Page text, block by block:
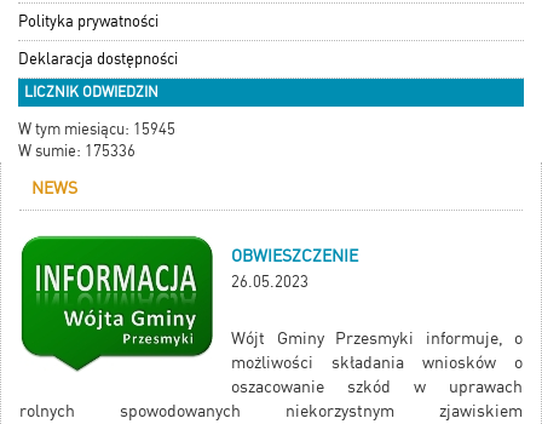
Polityka prywatności
Deklaracja dostępności
LICZNIK ODWIEDZIN
W tym miesiącu: 15945
W sumie: 175336
NEWS
OBWIESZCZENIE
26.05.2023
Wójt Gminy Przesmyki informuje, o
możliwości składania wniosków o
oszacowanie szkód w uprawach
rolnych spowodowanych niekorzystnym zjawiskiem